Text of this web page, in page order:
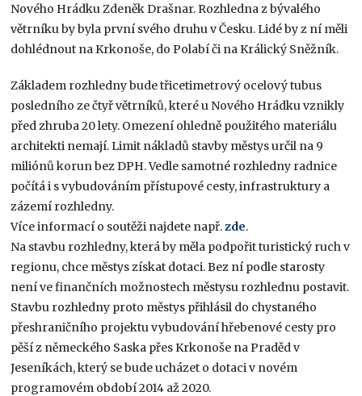
Nového Hrádku Zdeněk Drašnar. Rozhledna z bývalého
větrníku by byla první svého druhu v Česku. Lidé by z ní měli
dohlédnout na Krkonoše, do Polabí či na Králický Sněžník.
Základem rozhledny bude třicetimetrový ocelový tubus
posledního ze čtyř větrníků, které u Nového Hrádku vznikly
před zhruba 20 lety. Omezení ohledně použitého materiálu
architekti nemají. Limit nákladů stavby městys určil na 9
miliónů korun bez DPH. Vedle samotné rozhledny radnice
počítá i s vybudováním přístupové cesty, infrastruktury a
zázemí rozhledny.
Více informací o soutěži najdete např. zde.
Na stavbu rozhledny, která by měla podpořit turistický ruch v
regionu, chce městys získat dotaci. Bez ní podle starosty
není ve finančních možnostech městysu rozhlednu postavit.
Stavbu rozhledny proto městys přihlásil do chystaného
přeshraničního projektu vybudování hřebenové cesty pro
pěší z německého Saska přes Krkonoše na Praděd v
Jeseníkách, který se bude ucházet o dotaci v novém
programovém období 2014 až 2020.